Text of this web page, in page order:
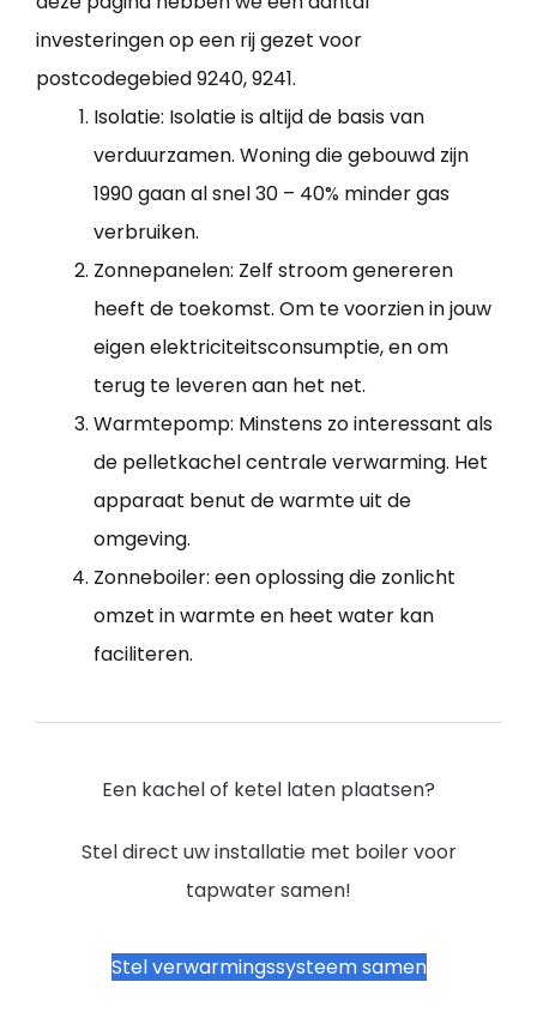
investeringen op een rij gezet voor
postcodegebied 9240, 9241.
Isolatie: Isolatie is altijd de basis van
verduurzamen. Woning die gebouwd zijn
1990 gaan al snel 30 – 40% minder gas
verbruiken.
Zonnepanelen: Zelf stroom genereren
heeft de toekomst. Om te voorzien in jouw
eigen elektriciteitsconsumptie, en om
terug te leveren aan het net.
Warmtepomp: Minstens zo interessant als
de pelletkachel centrale verwarming. Het
apparaat benut de warmte uit de
omgeving.
Zonneboiler: een oplossing die zonlicht
omzet in warmte en heet water kan
faciliteren.
Een kachel of ketel laten plaatsen?
Stel direct uw installatie met boiler voor
tapwater samen!
Stel verwarmingssysteem samen